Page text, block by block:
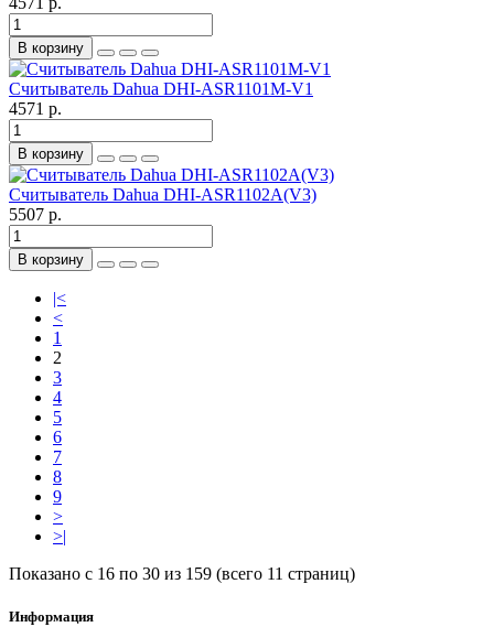
В корзину
Считыватель Dahua DHI-ASR1101M-V1
4571 р.
В корзину
Считыватель Dahua DHI-ASR1102A(V3)
5507 р.
В корзину
|<
<
1
2
3
4
5
6
7
8
9
>
>|
Показано с 16 по 30 из 159 (всего 11 страниц)
Информация